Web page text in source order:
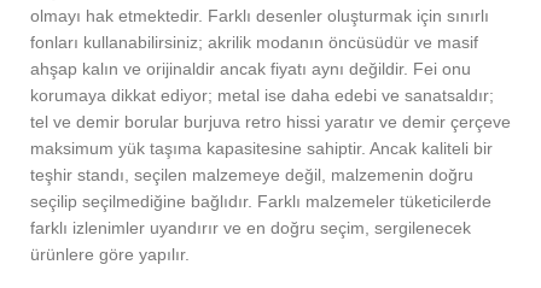
olmayı hak etmektedir. Farklı desenler oluşturmak için sınırlı
fonları kullanabilirsiniz; akrilik modanın öncüsüdür ve masif
ahşap kalın ve orijinaldir ancak fiyatı aynı değildir. Fei onu
korumaya dikkat ediyor; metal ise daha edebi ve sanatsaldır;
tel ve demir borular burjuva retro hissi yaratır ve demir çerçeve
maksimum yük taşıma kapasitesine sahiptir. Ancak kaliteli bir
teşhir standı, seçilen malzemeye değil, malzemenin doğru
seçilip seçilmediğine bağlıdır. Farklı malzemeler tüketicilerde
farklı izlenimler uyandırır ve en doğru seçim, sergilenecek
ürünlere göre yapılır.